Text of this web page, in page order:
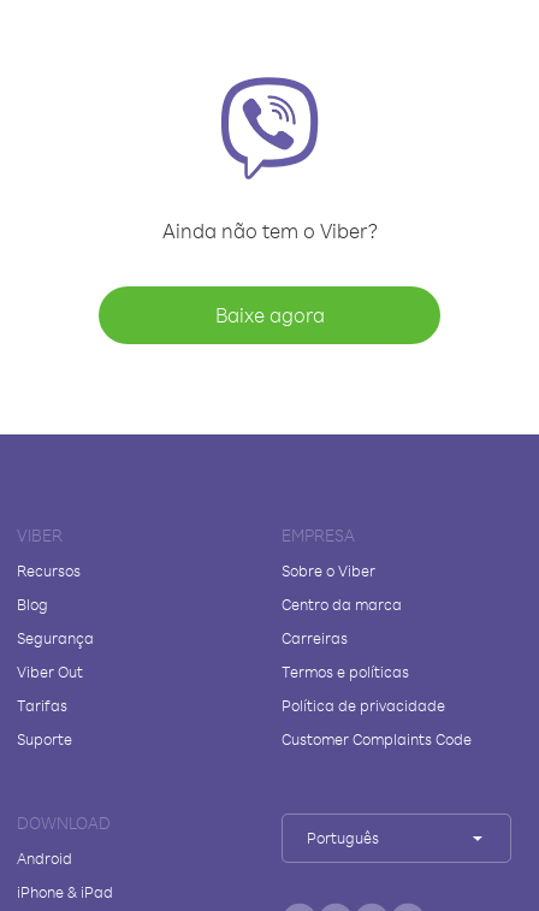
Ainda não tem o Viber?
Baixe agora
VIBER
Recursos
Blog
Segurança
Viber Out
Tarifas
Suporte
EMPRESA
Sobre o Viber
Centro da marca
Carreiras
Termos e políticas
Política de privacidade
Customer Complaints Code
DOWNLOAD
Android
iPhone & iPad
Português